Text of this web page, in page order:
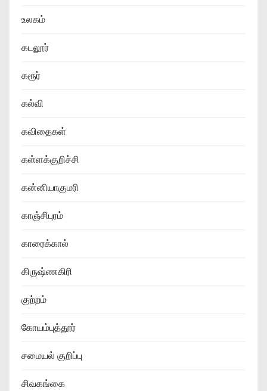
உலகம்
கடலூர்
கரூர்
கல்வி
கவிதைகள்
கள்ளக்குறிச்சி
கன்னியாகுமரி
காஞ்சிபுரம்
காரைக்கால்
கிருஷ்ணகிரி
குற்றம்
கோயம்புத்தூர்
சமையல் குறிப்பு
சிவகங்கை